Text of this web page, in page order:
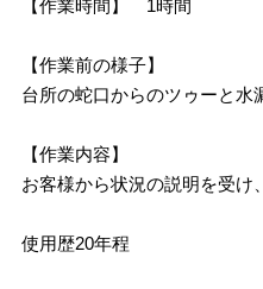
【作業時間】 1時間
【作業前の様子】
台所の蛇口からのツゥーと水
【作業内容】
お客様から状況の説明を受け
使用歴20年程